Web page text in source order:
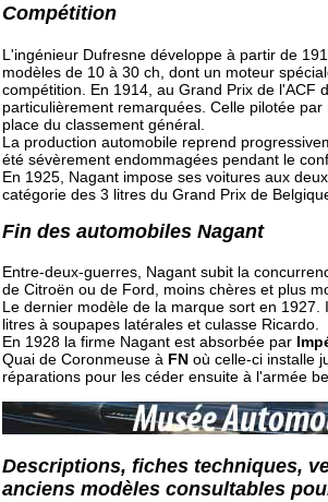
Compétition
L'ingénieur Dufresne développe à partir de
modèles de 10 à 30 ch, dont un moteur
compétition. En 1914, au Grand Prix de l'ACF
particulièrement remarquées. Celle pilotée
place du classement général.
La production automobile reprend
été sévèrement endommagées pendant le
En 1925, Nagant impose ses voitures aux
catégorie des 3 litres du Grand Prix de
Fin des automobiles Nagant
Entre-deux-guerres, Nagant subit la
de Citroën ou de Ford, moins chères et plus
Le dernier modèle de la marque sort en
litres à soupapes latérales et culasse Ricardo.
En 1928 la firme Nagant est absorbée par
Quai de Coronmeuse à FN où celle-ci installe
réparations pour les céder ensuite à l'armée
Descriptions, fiches techniques,
anciens modèles consultables